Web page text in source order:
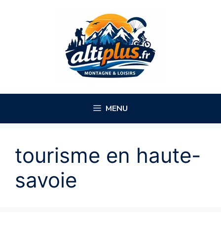
MENU
tourisme en haute-
savoie